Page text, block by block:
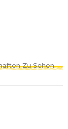
Zu Sehen